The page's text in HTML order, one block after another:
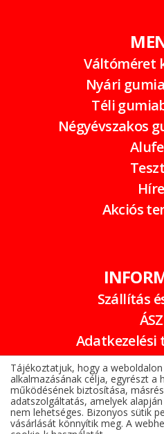
Váltóméret
Nyári
Téli
Négyévszakos
Akciós
Szállítás
Online
Tájékoztatjuk, hogy a
alkalmazásának célja, egyrészt a
működésének biztosítása,
adatszolgáltatás, amelyek
nem lehetséges. Bizonyos sütik
vásárlását könnyítik meg. A